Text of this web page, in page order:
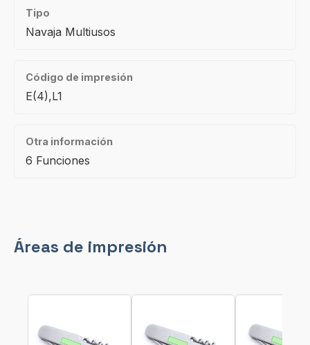
Tipo
Navaja Multiusos
Código de impresión
E(4),L1
Otra información
6 Funciones
Áreas de impresión